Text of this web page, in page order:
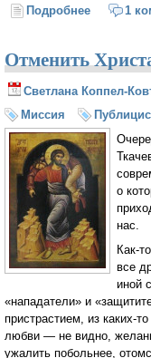
Подробнее о 1
Отменить
Светлана Коппел-
Миссия
о
нас.
Как-
все
иной
«нападатели» и
пристрастием, из каких-
любви — не видно,
ужалить побольнее,